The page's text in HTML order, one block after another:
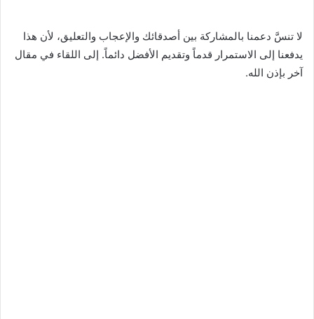
لا تنسَّ دعمنا بالمشاركة بين أصدقائك والإعجاب والتعليق، لأن هذا
يدفعنا إلى الاستمرار قدماً وتقديم الأفضل دائماً. إلى اللقاء في مقال
آخر بإذن الله.